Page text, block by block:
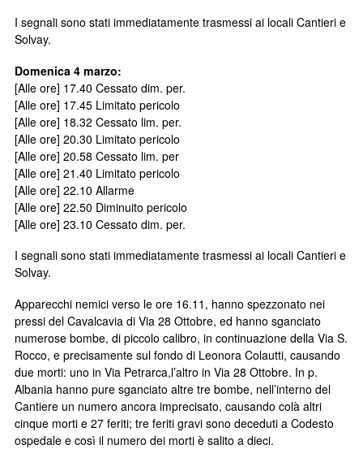
I segnali sono stati immediatamente trasmessi ai locali Cantieri e
Solvay.
Domenica 4 marzo:
[Alle ore] 17.40 Cessato dim. per.
[Alle ore] 17.45 Limitato pericolo
[Alle ore] 18.32 Cessato lim. per.
[Alle ore] 20.30 Limitato pericolo
[Alle ore] 20.58 Cessato lim. per
[Alle ore] 21.40 Limitato pericolo
[Alle ore] 22.10 Allarme
[Alle ore] 22.50 Diminuito pericolo
[Alle ore] 23.10 Cessato dim. per.
I segnali sono stati immediatamente trasmessi ai locali Cantieri e
Solvay.
Apparecchi nemici verso le ore 16.11, hanno spezzonato nei
pressi del Cavalcavia di Via 28 Ottobre, ed hanno sganciato
numerose bombe, di piccolo calibro, in continuazione della Via S.
Rocco, e precisamente sul fondo di Leonora Colautti, causando
due morti: uno in Via Petrarca,l’altro in Via 28 Ottobre. In p.
Albania hanno pure sganciato altre tre bombe, nell’interno del
Cantiere un numero ancora imprecisato, causando colà altri
cinque morti e 27 feriti; tre feriti gravi sono deceduti a Codesto
ospedale e così il numero dei morti è salito a dieci.